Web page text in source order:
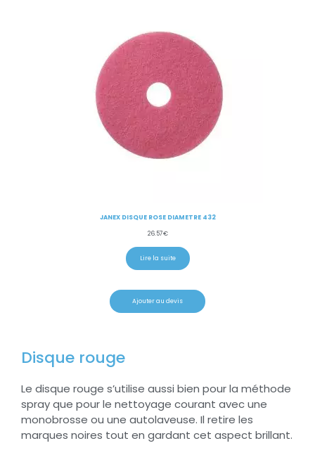
JANEX DISQUE ROSE DIAMETRE 432
26.57€
Lire la suite
Ajouter au devis
Disque rouge
Le disque rouge s’utilise aussi bien pour la méthode
spray que pour le nettoyage courant avec une
monobrosse ou une autolaveuse. Il retire les
marques noires tout en gardant cet aspect brillant.